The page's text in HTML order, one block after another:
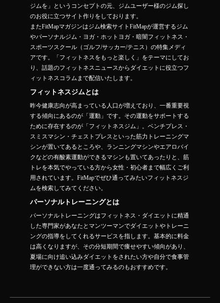
ジムを」というコンセプトの元、ジムユーザー様のジム探し
のお役に立つサイト作りをしております。
またFitMapマガジンはジム検索サイトFitMapが運営するジム
やパーソナルジム・ヨガ・ホットヨガ・暗闇フィットネス・
スポーツスクール（ゴルフ/サッカー/テニス）の特集メディ
アです。「フィットネスをもっと楽しく」をテーマにしてお
り、話題のフィットネスニュースからダイエットに役立つフ
ィットネスコラムまで配信いたします。
フィットネスジムとは
昨今健康志向が高まっている人口が増えており、一番重要視
する傾向にあるのが「運動」です。その運動をサポートする
ために存在するのが「フィットネスジム」。ベンチプレス・
スミスマシン・チェストプレスといった筋力トレーニングマ
シンが置いてあるところや、ランニングマシンやエアロバイ
クなどの有酸素運動ができるマシンも置いてあったりと、筋
トレを本気でやっている方から女性・初心者まで幅広くご利
用されています。FitMapでぜひ通ってみたいフィットネスジ
ムを検索してみてください。
パーソナルトレーニングとは
パーソナルトレーニングはフィットネス・ダイエットに精通
した専門家があなたとマンツーマンでダイエットやトレーニ
ングの指導をしてくれるサービスを指します。基本的に料金
は高くなりますが、その分短期間で痩せやすい傾向があり、
夏場に向け追い込みダイエットをされたい方や自分で食事管
理ができない方は一度通ってみるのもおすすめです。